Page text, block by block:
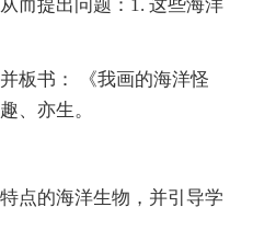
而提出问题：1. 这些海洋
书： 《我画的海洋怪
、亦生。
的海洋生物，并引导学